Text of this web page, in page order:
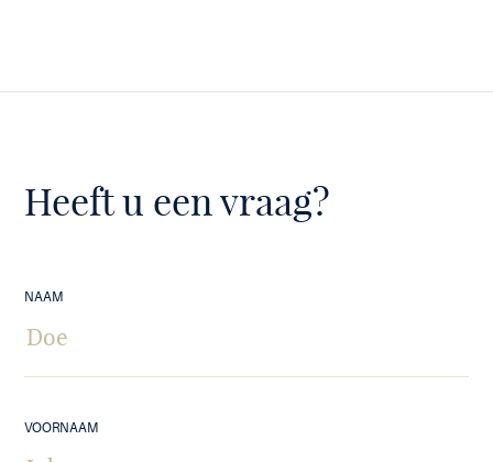
Heeft u een vraag?
NAAM
VOORNAAM